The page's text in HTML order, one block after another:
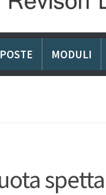
MODULI
spetta